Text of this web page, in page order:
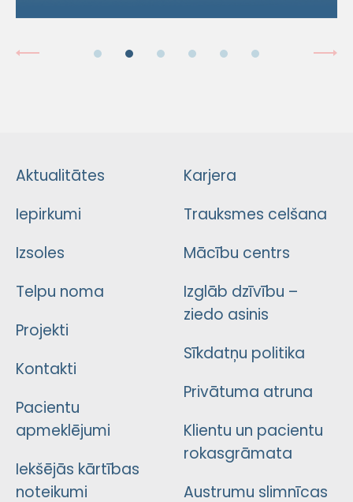
Aktualitātes
Iepirkumi
Izsoles
Telpu noma
Projekti
Kontakti
Pacientu
apmeklējumi
Iekšējās kārtības
noteikumi
Karjera
Trauksmes celšana
Mācību centrs
Izglāb dzīvību –
ziedo asinis
Sīkdatņu politika
Privātuma atruna
Klientu un pacientu
rokasgrāmata
Austrumu slimnīcas